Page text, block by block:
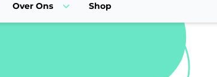
Over Ons Shop